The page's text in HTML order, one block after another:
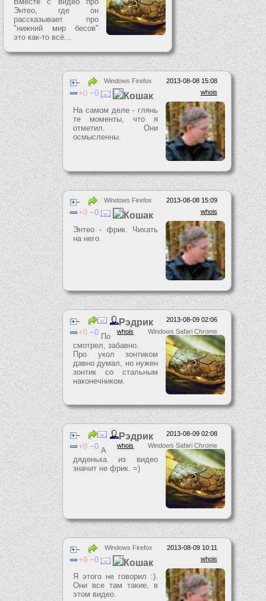
Энтео, где он
рассказывает про
"нижний мир бесов"
это как-то всё...
2013-08-08 15:08
Windows Firefox
whois
0 0 Кошак
На самом деле - глянь
те моменты, что я
отметил. Они
осмысленны.
2013-08-08 15:09
Windows Firefox
whois
0 0 Кошак
Энтео - фрик. Чихать
на него.
2013-08-09 02:06
Windows Safari Chrome
whois
0 0
Рэдрик
По
смотрел, забавно.
Про укол зонтиком
давно думал, но нужен
зонтик со стальным
наконечником.
2013-08-09 02:08
Windows Safari Chrome
whois
0 0
Рэдрик
А
дяденька из видео
значит не фрик. =)
2013-08-09 10:11
Windows Firefox
whois
0 0 Кошак
Я этого не говорил :).
Они все там такие, в
этом видео.